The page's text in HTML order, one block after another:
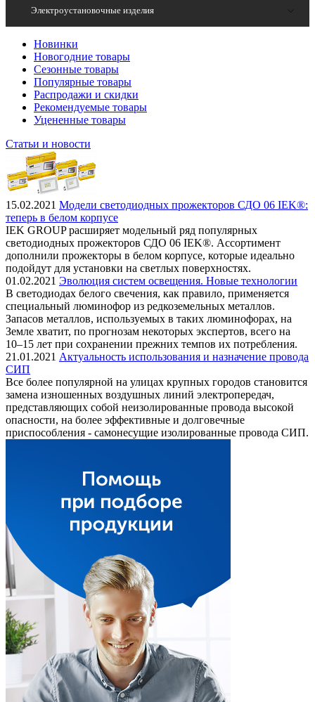
Электроустановочные изделия
Новинки
Новогодние товары
Сезонные товары
Популярные товары
Распродажи и скидки
Рекомендуемые товары
Уцененные товары
Статьи и новости
15.02.2021 Модели светодиодных прожекторов СДО 06 IEK®:
теперь в белом корпусе
IEK GROUP расширяет модельный ряд популярных
светодиодных прожекторов СДО 06 IEK®. Ассортимент
дополнили прожекторы в белом корпусе, которые идеально
подойдут для установки на светлых поверхностях.
01.02.2021 Эволюция систем освещения. Новые технологии
В светодиодах белого свечения, как правило, применяется
специальный люминофор из редкоземельных металлов.
Запасов металлов, используемых в таких люминофорах, на
Земле хватит, по прогнозам некоторых экспертов, всего на
10–15 лет при сохранении прежних темпов их потребления.
21.01.2021 Актуальность использования и назначение провода
СИП
Все более популярной на улицах крупных городов становится
замена изношенных воздушных линий электропередач,
представляющих собой неизолированные провода высокой
опасности, на более эффективные и долговечные
приспособления - самонесущие изолированные провода СИП.